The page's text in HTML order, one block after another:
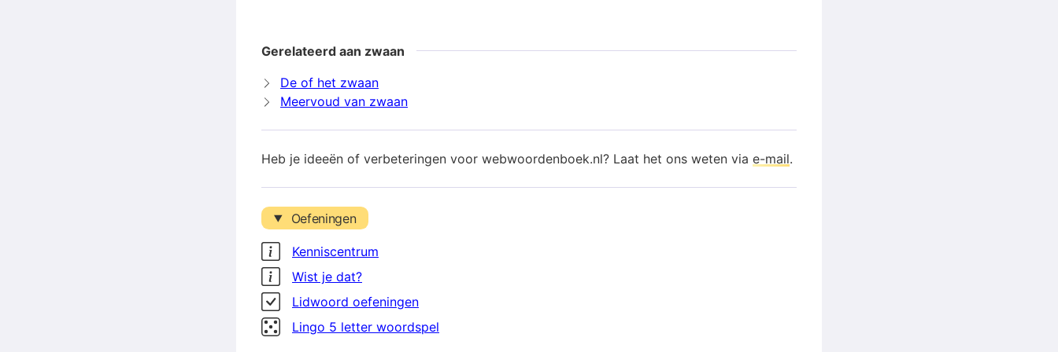
Gerelateerd aan zwaan
De of het zwaan
Meervoud van zwaan
Heb je ideeën of verbeteringen voor webwoordenboek.nl? Laat het ons weten via e-mail.
Oefeningen
Kenniscentrum
Wist je dat?
Lidwoord oefeningen
Lingo 5 letter woordspel